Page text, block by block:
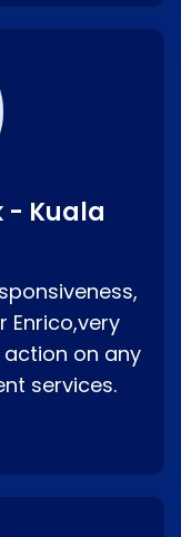
- Kuala
Enrico,very
on any
services.